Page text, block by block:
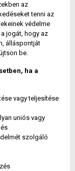
az
tenni az
védelme
jogát, hogy az
álláspontját
be.
ha a
vagy teljesítése
uniós vagy
szolgáló